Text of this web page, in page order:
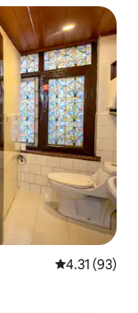
평점 4.31점
4.31 (93)